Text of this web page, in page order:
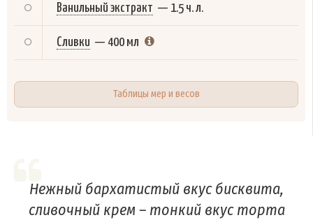
Ванильный экстракт — 1.5 ч. л.
Сливки — 400 мл
Таблицы мер и весов
Нежный бархатистый вкус бисквита,
сливочный крем – тонкий вкус торта